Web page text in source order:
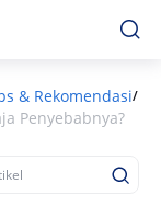
& Rekomendasi/
Penyebabnya?